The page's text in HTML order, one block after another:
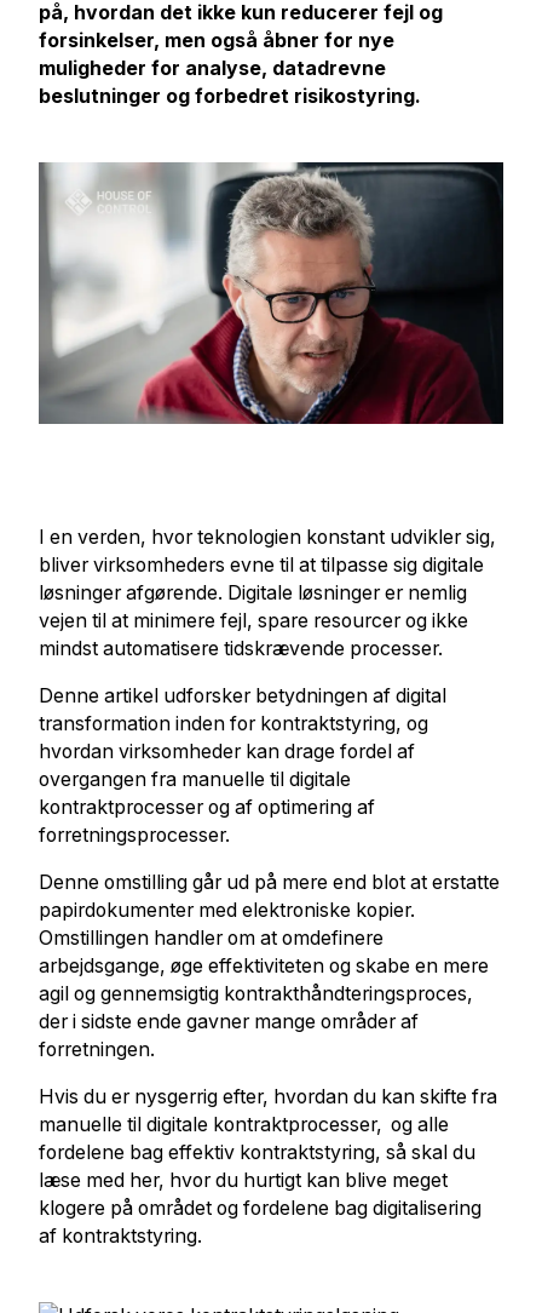
på, hvordan det ikke kun reducerer fejl og
forsinkelser, men også åbner for nye
muligheder for analyse, datadrevne
beslutninger og forbedret risikostyring.
I en verden, hvor teknologien konstant udvikler sig,
bliver virksomheders evne til at tilpasse sig digitale
løsninger afgørende. Digitale løsninger er nemlig
vejen til at minimere fejl, spare resourcer og ikke
mindst automatisere tidskrævende processer.
Denne artikel udforsker betydningen af digital
transformation inden for kontraktstyring, og
hvordan virksomheder kan drage fordel af
overgangen fra manuelle til digitale
kontraktprocesser og af optimering af
forretningsprocesser.
Denne omstilling går ud på mere end blot at erstatte
papirdokumenter med elektroniske kopier.
Omstillingen handler om at omdefinere
arbejdsgange, øge effektiviteten og skabe en mere
agil og gennemsigtig kontrakthåndteringsproces,
der i sidste ende gavner mange områder af
forretningen.
Hvis du er nysgerrig efter, hvordan du kan skifte fra
manuelle til digitale kontraktprocesser, og alle
fordelene bag effektiv kontraktstyring, så skal du
læse med her, hvor du hurtigt kan blive meget
klogere på området og fordelene bag digitalisering
af kontraktstyring.